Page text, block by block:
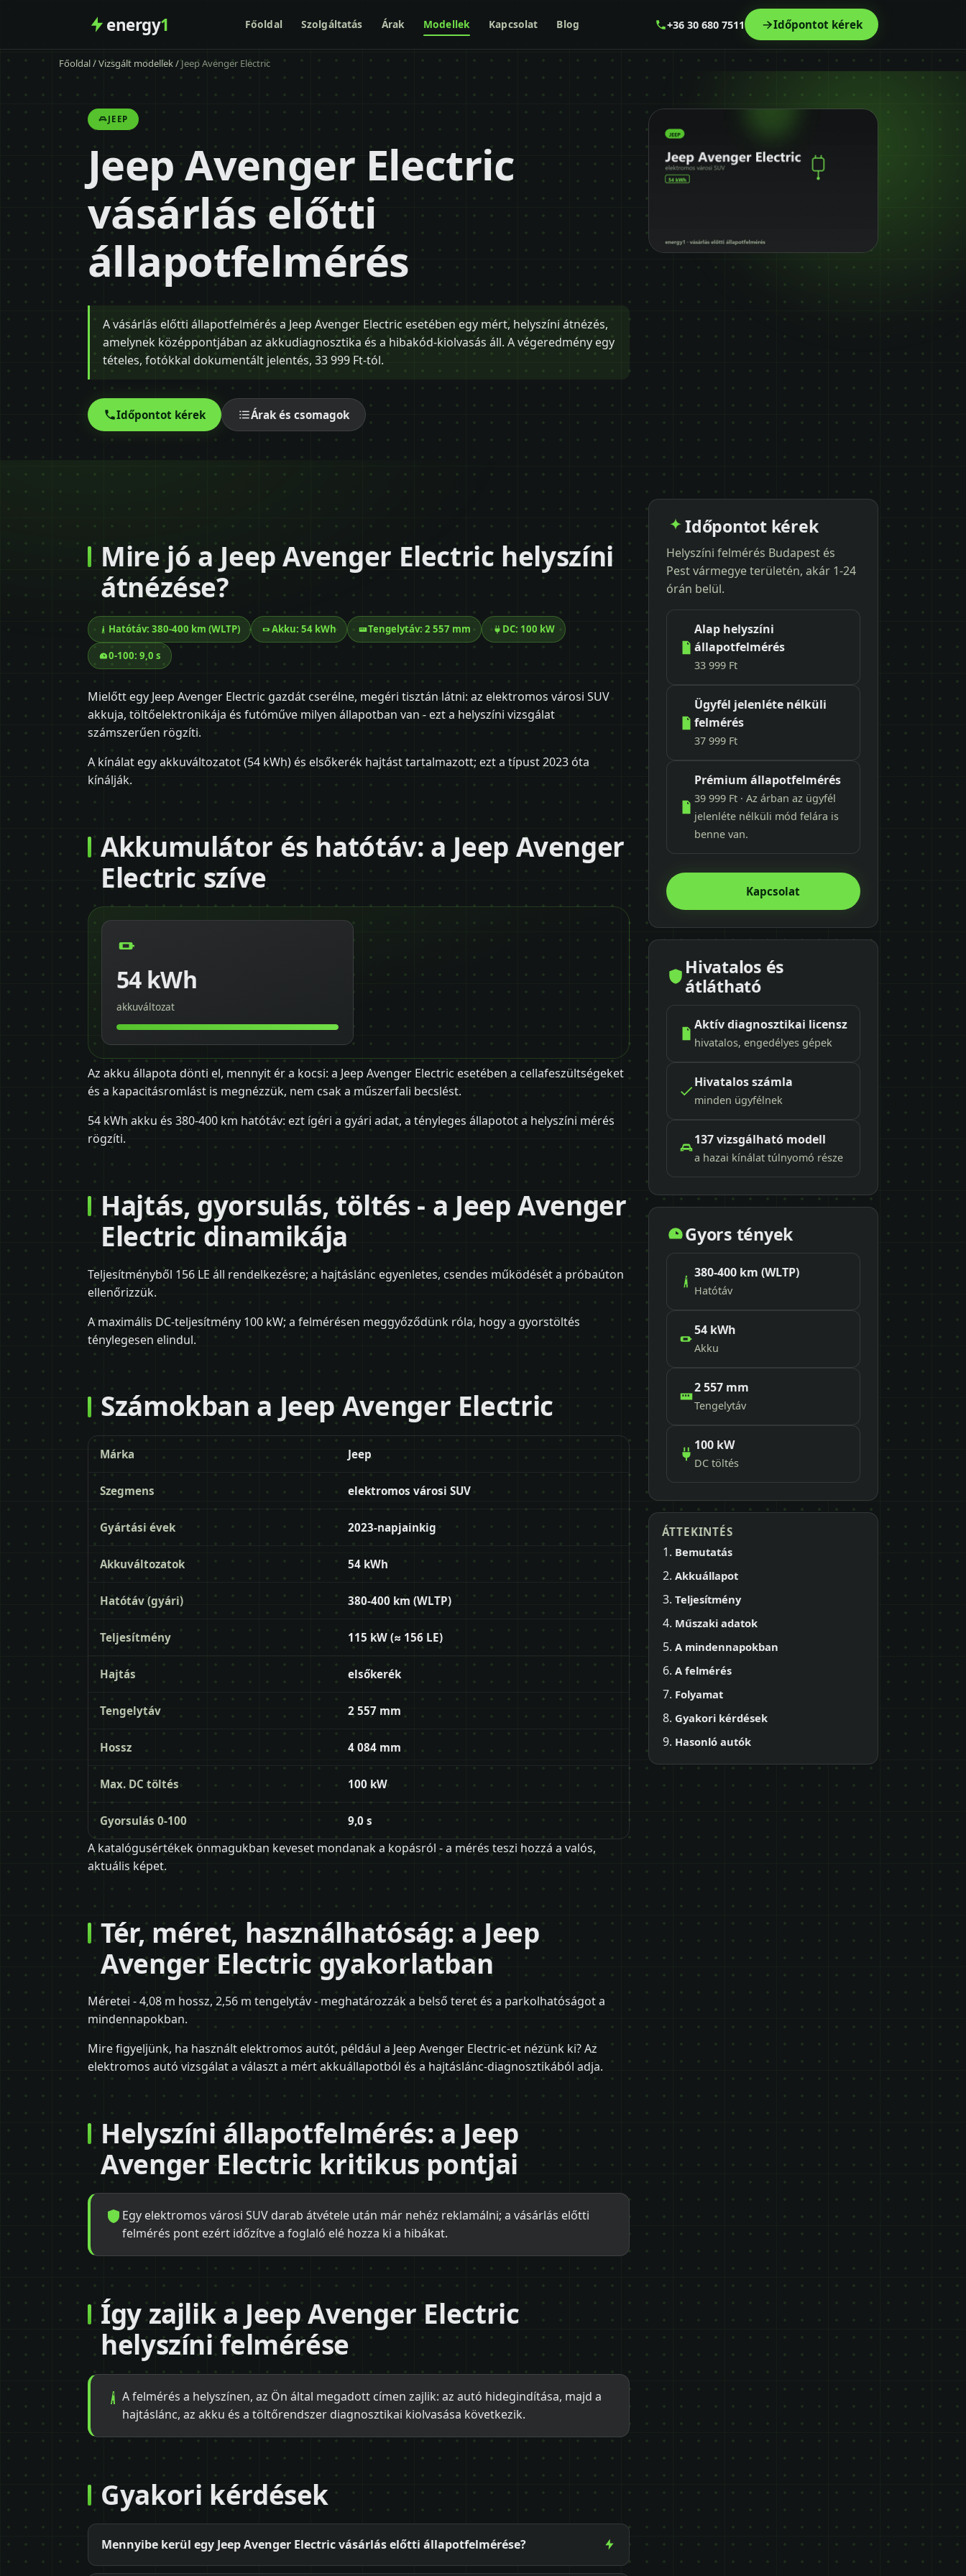
energy1 Főoldal Szolgáltatás Árak Modellek Kapcsolat Blog +36 30 680 7511 Időpontot kérek
Főoldal/Vizsgált modellek/Jeep Avenger Electric
JEEP
Jeep Avenger Electric
vásárlás előtti
állapotfelmérés
A vásárlás előtti állapotfelmérés a Jeep Avenger Electric esetében egy mért, helyszíni átnézés,
amelynek középpontjában az akkudiagnosztika és a hibakód-kiolvasás áll. A végeredmény egy
tételes, fotókkal dokumentált jelentés, 33 999 Ft-tól.
Időpontot kérek Árak és csomagok
Mire jó a Jeep Avenger Electric helyszíni
átnézése?
Hatótáv: 380-400 km (WLTP) Akku: 54 kWh Tengelytáv: 2 557 mm DC: 100 kW
0-100: 9,0 s
Mielőtt egy Jeep Avenger Electric gazdát cserélne, megéri tisztán látni: az elektromos városi SUV
akkuja, töltőelektronikája és futóműve milyen állapotban van - ezt a helyszíni vizsgálat
számszerűen rögzíti.
A kínálat egy akkuváltozatot (54 kWh) és elsőkerék hajtást tartalmazott; ezt a típust 2023 óta
kínálják.
Akkumulátor és hatótáv: a Jeep Avenger
Electric szíve
54 kWh
akkuváltozat
Az akku állapota dönti el, mennyit ér a kocsi: a Jeep Avenger Electric esetében a cellafeszültségeket
és a kapacitásromlást is megnézzük, nem csak a műszerfali becslést.
54 kWh akku és 380-400 km hatótáv: ezt ígéri a gyári adat, a tényleges állapotot a helyszíni mérés
rögzíti.
Hajtás, gyorsulás, töltés - a Jeep Avenger
Electric dinamikája
Teljesítményből 156 LE áll rendelkezésre; a hajtáslánc egyenletes, csendes működését a próbaúton
ellenőrizzük.
A maximális DC-teljesítmény 100 kW; a felmérésen meggyőződünk róla, hogy a gyorstöltés
ténylegesen elindul.
Számokban a Jeep Avenger Electric
Márka Jeep
Szegmens elektromos városi SUV
Gyártási évek 2023-napjainkig
Akkuváltozatok 54 kWh
Hatótáv (gyári) 380-400 km (WLTP)
Teljesítmény 115 kW (≈ 156 LE)
Hajtás elsőkerék
Tengelytáv 2 557 mm
Hossz 4 084 mm
Max. DC töltés 100 kW
Gyorsulás 0-100 9,0 s
A katalógusértékek önmagukban keveset mondanak a kopásról - a mérés teszi hozzá a valós,
aktuális képet.
Tér, méret, használhatóság: a Jeep
Avenger Electric gyakorlatban
Méretei - 4,08 m hossz, 2,56 m tengelytáv - meghatározzák a belső teret és a parkolhatóságot a
mindennapokban.
Mire figyeljünk, ha használt elektromos autót, például a Jeep Avenger Electric-et nézünk ki? Az
elektromos autó vizsgálat a választ a mért akkuállapotból és a hajtáslánc-diagnosztikából adja.
Helyszíni állapotfelmérés: a Jeep
Avenger Electric kritikus pontjai
Egy elektromos városi SUV darab átvétele után már nehéz reklamálni; a vásárlás előtti
felmérés pont ezért időzítve a foglaló elé hozza ki a hibákat.
Így zajlik a Jeep Avenger Electric
helyszíni felmérése
A felmérés a helyszínen, az Ön által megadott címen zajlik: az autó hidegindítása, majd a
hajtáslánc, az akku és a töltőrendszer diagnosztikai kiolvasása következik.
Gyakori kérdések
Mennyibe kerül egy Jeep Avenger Electric vásárlás előtti állapotfelmérése?
Időpontot kérek
Helyszíni felmérés Budapest és
Pest vármegye területén, akár 1-24
órán belül.
Alap helyszíni
állapotfelmérés
33 999 Ft
Ügyfél jelenléte nélküli
felmérés
37 999 Ft
Prémium állapotfelmérés
39 999 Ft · Az árban az ügyfél
jelenléte nélküli mód felára is
benne van.
Kapcsolat
Hivatalos és
átlátható
Aktív diagnosztikai licensz
hivatalos, engedélyes gépek
Hivatalos számla
minden ügyfélnek
137 vizsgálható modell
a hazai kínálat túlnyomó része
Gyors tények
380-400 km (WLTP)
Hatótáv
54 kWh
Akku
2 557 mm
Tengelytáv
100 kW
DC töltés
ÁTTEKINTÉS
Bemutatás
Akkuállapot
Teljesítmény
Műszaki adatok
A mindennapokban
A felmérés
Folyamat
Gyakori kérdések
Hasonló autók